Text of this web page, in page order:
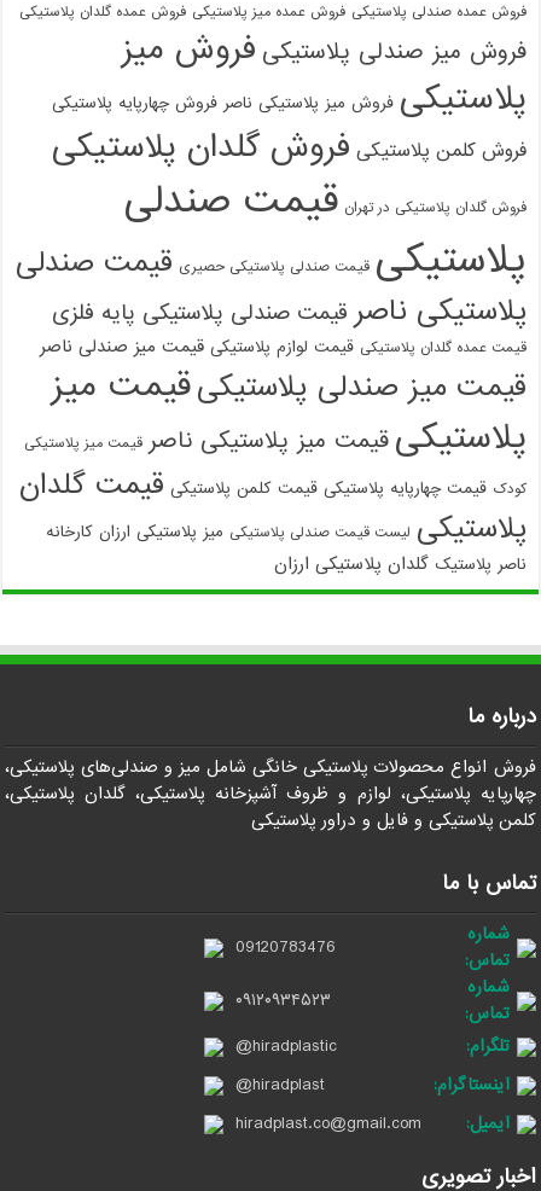
فروش عمده صندلی پلاستیکی فروش عمده میز پلاستیکی فروش عمده گلدان پلاستیکی
فروش میز صندلی پلاستیکی فروش میز
پلاستیکی فروش میز پلاستیکی ناصر فروش چهارپایه پلاستیکی
فروش کلمن پلاستیکی فروش گلدان پلاستیکی
فروش گلدان پلاستیکی در تهران قیمت صندلی
پلاستیکی قیمت صندلی پلاستیکی حصیری قیمت صندلی
پلاستیکی ناصر قیمت صندلی پلاستیکی پایه فلزی
قیمت عمده گلدان پلاستیکی قیمت لوازم پلاستیکی قیمت میز صندلی ناصر
قیمت میز صندلی پلاستیکیقیمت میز
پلاستیکی قیمت میز پلاستیکی ناصر قیمت میز پلاستیکی
کودک قیمت چهارپایه پلاستیکی قیمت کلمن پلاستیکی قیمت گلدان
پلاستیکی لیست قیمت صندلی پلاستیکی میز پلاستیکی ارزان کارخانه
ناصر پلاستیک گلدان پلاستیکی ارزان
درباره ما
فروش انواع محصولات پلاستیکی خانگی شامل میز و صندلی‌های پلاستیکی،
چهارپایه پلاستیکی، لوازم و ظروف آشپزخانه پلاستیکی، گلدان پلاستیکی،
کلمن پلاستیکی و فایل و دراور پلاستیکی
تماس با ما
شماره
تماس:
09120783476
شماره
تماس:
۰۹۱۲۰۹۳۴۵۲۳
تلگرام:
@hiradplastic
اینستاگرام:
@hiradplast
ایمیل:
hiradplast.co@gmail.com
اخبار تصویری